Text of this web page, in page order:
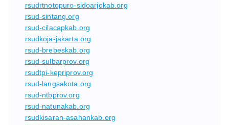
rsudrtnotopuro-sidoarjokab.org
rsud-sintang.org
rsud-cilacapkab.org
rsudkoja-jakarta.org
rsud-brebeskab.org
rsud-sulbarprov.org
rsudtpi-kepriprov.org
rsud-langsakota.org
rsud-ntbprov.org
rsud-natunakab.org
rsudkisaran-asahankab.org